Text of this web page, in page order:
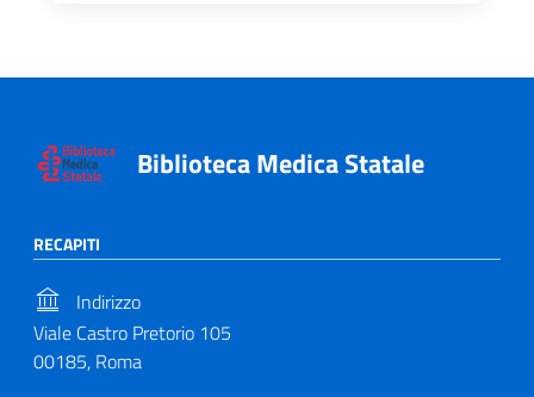
Biblioteca Medica Statale
RECAPITI
Indirizzo
Viale Castro Pretorio 105
00185, Roma